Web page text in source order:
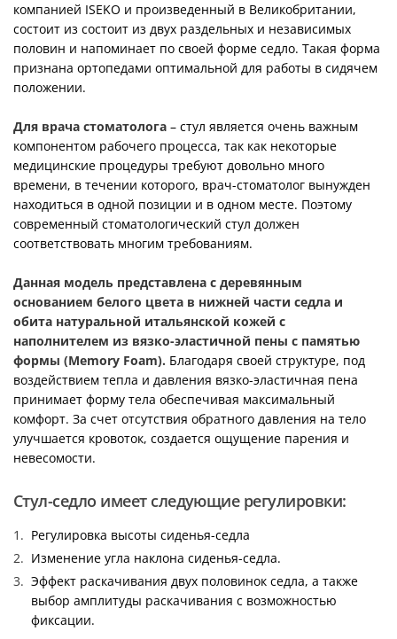
компанией ISEKO и произведенный в Великобритании,
состоит из состоит из двух раздельных и независимых
половин и напоминает по своей форме седло. Такая форма
признана ортопедами оптимальной для работы в сидячем
положении.
Для врача стоматолога – стул является очень важным
компонентом рабочего процесса, так как некоторые
медицинские процедуры требуют довольно много
времени, в течении которого, врач-стоматолог вынужден
находиться в одной позиции и в одном месте. Поэтому
современный стоматологический стул должен
соответствовать многим требованиям.
Данная модель представлена с деревянным
основанием белого цвета в нижней части седла и
обита натуральной итальянской кожей с
наполнителем из вязко-эластичной пены с памятью
формы (Memory Foam). Благодаря своей структуре, под
воздействием тепла и давления вязко-эластичная пена
принимает форму тела обеспечивая максимальный
комфорт. За счет отсутствия обратного давления на тело
улучшается кровоток, создается ощущение парения и
невесомости.
Стул-седло имеет следующие регулировки:
Регулировка высоты сиденья-седла
Изменение угла наклона сиденья-седла.
Эффект раскачивания двух половинок седла, а также
выбор амплитуды раскачивания с возможностью
фиксации.